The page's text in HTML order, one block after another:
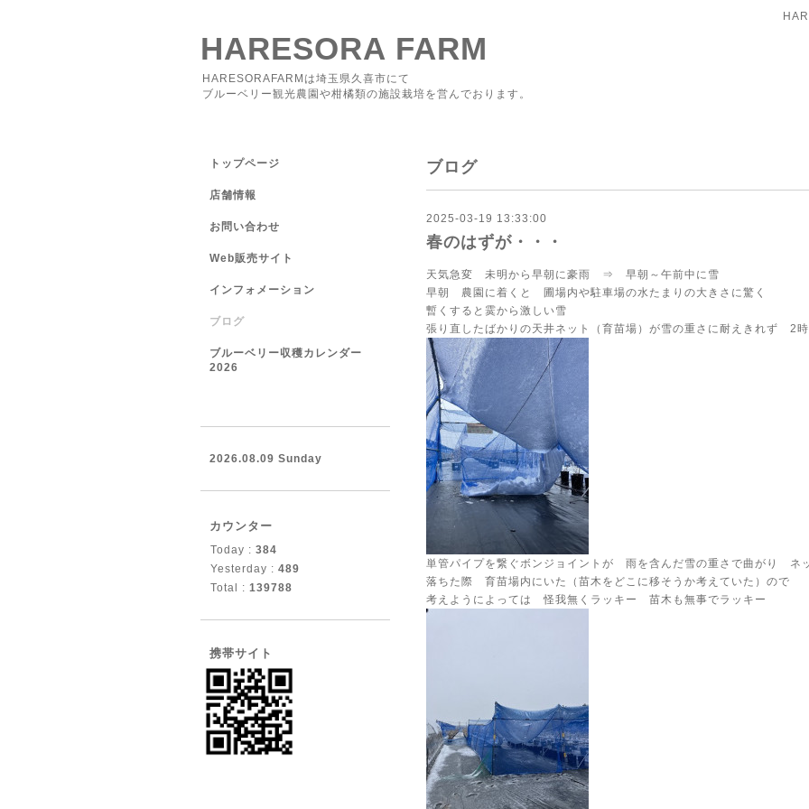
HARESORA FARM
HARESORAFARMは埼玉県久喜市にて
ブルーベリー観光農園や柑橘類の施設栽培を営んでおります。
ブログ
2025-03-19 13:33:00
春のはずが・・・
天気急変 未明から早朝に豪雨 ⇒ 早朝～午前中に雪
早朝 農園に着くと 圃場内や駐車場の水たまりの大きさに驚く
暫くすると霙から激しい雪
張り直したばかりの天井ネット（育苗場）が雪の重さに耐えきれず 2
単管パイプを繋ぐボンジョイントが 雨を含んだ雪の重さで曲がり ネ
落ちた際 育苗場内にいた（苗木をどこに移そうか考えていた）ので
考えようによっては 怪我無くラッキー 苗木も無事でラッキー
トップページ
店舗情報
お問い合わせ
Web販売サイト
インフォメーション
ブログ
ブルーベリー収穫カレンダー
2026
2026.08.09 Sunday
カウンター
Today : 384
Yesterday : 489
Total : 139788
携帯サイト